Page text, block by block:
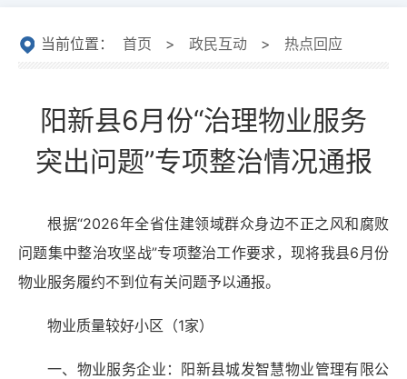
当前位置： 首页 > 政民互动 > 热点回应
阳新县6月份“治理物业服务
突出问题”专项整治情况通报
根据“2026年全省住建领域群众身边不正之风和腐败
问题集中整治攻坚战”专项整治工作要求，现将我县6月份
物业服务履约不到位有关问题予以通报。
物业质量较好小区（1家）
一、物业服务企业：阳新县城发智慧物业管理有限公